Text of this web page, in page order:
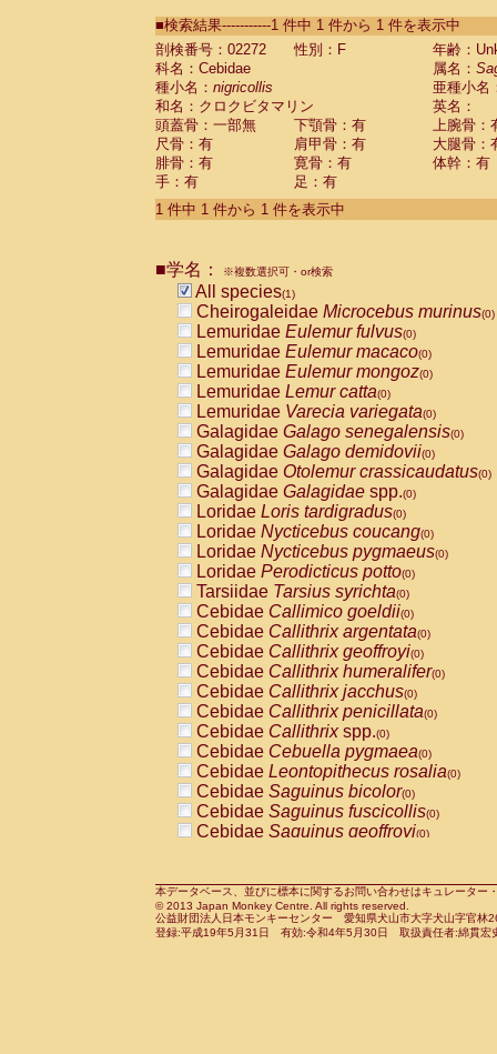
CebidaeSaguinus labiatus(0)
Cebidae Saguinus leucopus (0)
Cebidae
CebidaeSaguinus mystax
CebidaeSaguinus nigricollis (1)
Cebidae Saguinus oedipus
Cebidae Saguinus weddelli
Cebidae Saguinusspp.
Cebidae Aotus trivirgatus
Cebidae Cebus albifrons
CebidaeCebus nigrivittatus
CebidaeCebus
CebidaeSaimiri boliviensis(0)
CebidaeSaimiri sciureus(0)
AtelidaeAlouatta caraya(0)
AtelidaeAlouatta fusca(0)
AtelidaeAlouatta seniculus
AtelidaeAlouattaspp.(0)
AtelidaeAteles belzebuth(0)
AtelidaeAteles geoffroyi(0)
AtelidaeAteles paniscus(0)
AtelidaeAtelesspp.(0)
Atelidae Lagothrix lagothricha
AtelidaeLagothrix lagothricha cana
PitheciidaeCacajao calvus
PitheciidaeCallicebus cupreus
PitheciidaeCallicebus donacophilus
PitheciidaeCallicebus moloch
PitheciidaeCallicebus torquatus
PitheciidaeCallicebusspp.(0)
PitheciidaeChiropotes satanas(0)
PitheciidaePithecia monachus
PitheciidaePithecia pithecia(0)
CercopithecidaeCercocebus agilis
CercopithecidaeCercocebus
CercopithecidaeCercocebus
CercopithecidaeCercocebus
CercopithecidaeCercocebus
CercopithecidaeCercocebushybrid
CercopithecidaePapio anubis(0)
CercopithecidaePapio cynocephalus
CercopithecidaePapio hamadryas(0)
■検索結果-----------1 件中 1 件から 1 件を表示中
剖検番号：02272
性別：F
年齢：
科名：Cebidae
属名：
種小名： nigricollis
亜種小名
和名：クロクビタマリン
英名：
頭蓋骨：一部無
下顎骨：有
上腕骨：
尺骨：有
肩甲骨：有
大腿骨：
腓骨：有
寛骨：有
体幹：有
手：有
足：有
1 件中 1 件から 1 件を表示中
■学名： ※複数選択可・or検索
All species(1)
Cheirogaleidae Microcebus murinus(0)
Lemuridae Eulemur fulvus(0)
Lemuridae Eulemur macaco(0)
Lemuridae Eulemur mongoz(0)
Lemuridae Lemur catta(0)
Lemuridae Varecia variegata(0)
Galagidae Galago senegalensis(0)
Galagidae Galago demidovii(0)
Galagidae Otolemur crassicaudatus(0)
Galagidae Galagidae spp.(0)
Loridae Loris tardigradus(0)
Loridae Nycticebus coucang(0)
Loridae Nycticebus pygmaeus(0)
Loridae Perodicticus potto(0)
Tarsiidae Tarsius syrichta(0)
Cebidae Callimico goeldii(0)
Cebidae Callithrix argentata(0)
Cebidae Callithrix geoffroyi(0)
Cebidae Callithrix humeralifer(0)
Cebidae Callithrix jacchus(0)
Cebidae Callithrix penicillata(0)
Cebidae Callithrixspp.(0)
Cebidae Cebuella pygmaea(0)
Cebidae Leontopithecus rosalia(0)
Cebidae Saguinus bicolor(0)
Cebidae Saguinus fuscicollis(0)
Cebidae Saguinus geoffroyi(0)
CebidaeSaguinus leucopus(0)
CebidaeSaguinus midas(0)
Cebidae Saguinus mystax(0)
本データベース、並びに標本に関するお問い合わせはキュレータ
© 2013 Japan Monkey Centre. All rights reserved.
公益財団法人日本モンキーセンター 愛知県犬山市大字犬山字官
登録:平成19年5月31日 有効:令和4年5月30日 取扱責任者:綿貫宏